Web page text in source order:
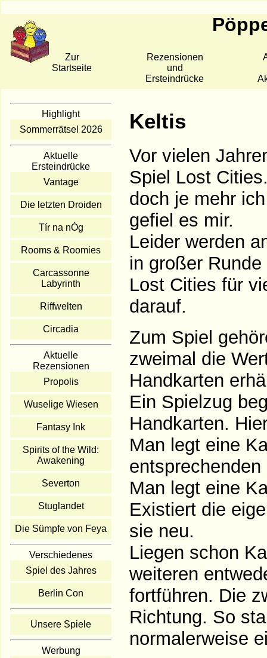
Zur
Startseite
Rezensionen
und
Ersteindrücke
Highlight
Sommerrätsel 2026
Aktuelle
Ersteindrücke
Vantage
Die letzten Droiden
Tír na nÓg
Rooms & Roomies
Carcassonne
Labyrinth
Riffwelten
Circadia
Aktuelle
Rezensionen
Propolis
Wuselige Wiesen
Fantasy Ink
Spirits of the Wild:
Awakening
Severton
Stuglandet
Die Sümpfe von Feya
Verschiedenes
Spiel des Jahres
Berlin Con
Unsere Spiele
Werbung
Keltis
Vor vielen
Spiel Lost
doch je mehr
gefiel es mir.
Leider werden
in großer
Lost Cities für
darauf.
Zum Spiel
zweimal die
Handkarten
Ein Spielzug
Handkarten.
Man legt eine
entsprechenden
Man legt eine
Existiert die
sie neu.
Liegen schon
weiteren
fortführen. Die
Richtung. So
normalerweise